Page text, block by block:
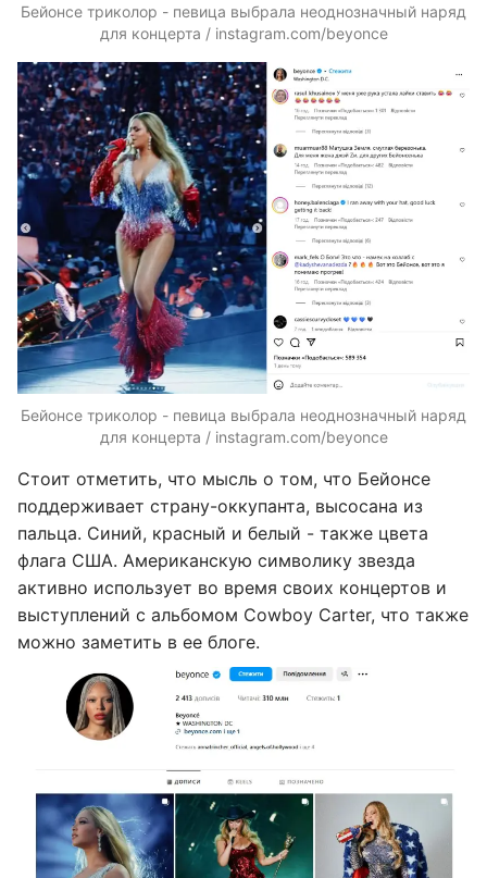
Бейонсе триколор - певица выбрала неоднозначный наряд
для концерта / instagram.com/beyonce
Бейонсе триколор - певица выбрала неоднозначный наряд
для концерта / instagram.com/beyonce
Стоит отметить, что мысль о том, что Бейонсе
поддерживает страну-оккупанта, высосана из
пальца. Синий, красный и белый - также цвета
флага США. Американскую символику звезда
активно использует во время своих концертов и
выступлений с альбомом Cowboy Carter, что также
можно заметить в ее блоге.